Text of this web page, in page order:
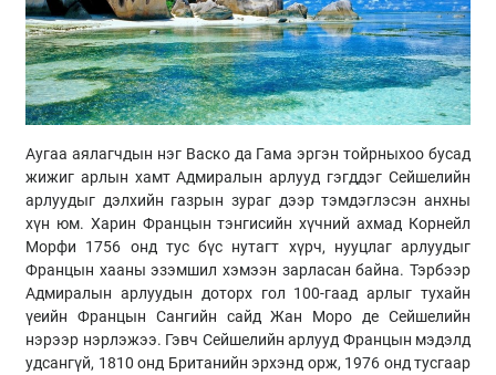
Аугаа аялагчдын нэг Васко да Гама эргэн тойрныхоо бусад
жижиг арлын хамт Адмиралын арлууд гэгддэг Сейшелийн
арлуудыг дэлхийн газрын зураг дээр тэмдэглэсэн анхны
хүн юм. Харин Францын тэнгисийн хүчний ахмад Корнейл
Морфи 1756 онд тус бүс нутагт хүрч, нууцлаг арлуудыг
Францын хааны эзэмшил хэмээн зарласан байна. Тэрбээр
Адмиралын арлуудын доторх гол 100-гаад арлыг тухайн
үеийн Францын Сангийн сайд Жан Моро де Сейшелийн
нэрээр нэрлэжээ. Гэвч Сейшелийн арлууд Францын мэдэлд
удсангүй, 1810 онд Британийн эрхэнд орж, 1976 онд тусгаар